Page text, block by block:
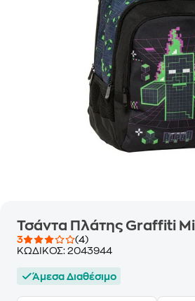
Τσάντα Πλάτης Graffiti
3
(4)
ΚΩΔΙΚΟΣ: 2043944
Άμεσα Διαθέσιμο